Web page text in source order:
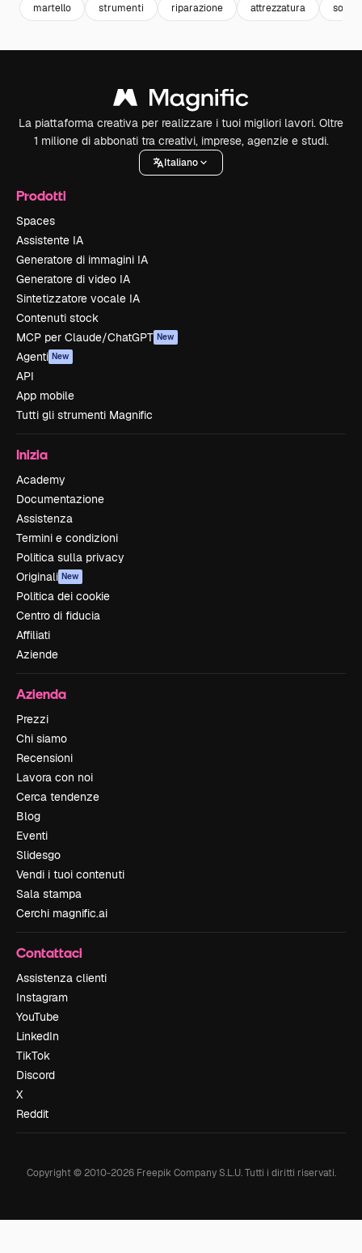
martello strumenti riparazione attrezzatura
La piattaforma creativa per realizzare i tuoi migliori lavori. Oltre
1 milione di abbonati tra creativi, imprese, agenzie e studi.
Italiano
Prodotti
Spaces
Assistente IA
Generatore di immagini IA
Generatore di video IA
Sintetizzatore vocale IA
Contenuti stock
MCP per Claude/ChatGPT New
Agenti New
API
App mobile
Tutti gli strumenti Magnific
Inizia
Academy
Documentazione
Assistenza
Termini e condizioni
Politica sulla privacy
Originali New
Politica dei cookie
Centro di fiducia
Affiliati
Aziende
Azienda
Prezzi
Chi siamo
Recensioni
Lavora con noi
Cerca tendenze
Blog
Eventi
Slidesgo
Vendi i tuoi contenuti
Sala stampa
Cerchi magnific.ai
Contattaci
Assistenza clienti
Instagram
YouTube
LinkedIn
TikTok
Discord
X
Reddit
Copyright © 2010-2026Freepik Company S.L.U. Tutti i diritti riservati.